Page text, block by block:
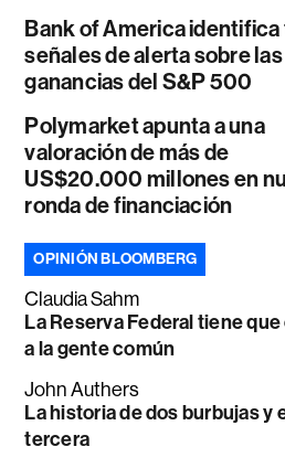
Bank of America
señales de alerta sobre las
ganancias del S&P 500
Polymarket apunta a una
valoración de más de
US$20.000 millones en
ronda de financiación
OPINIÓN BLOOMBERG
Claudia Sahm
La Reserva Federal tiene
a la gente común
John Authers
La historia de dos burbujas y
tercera